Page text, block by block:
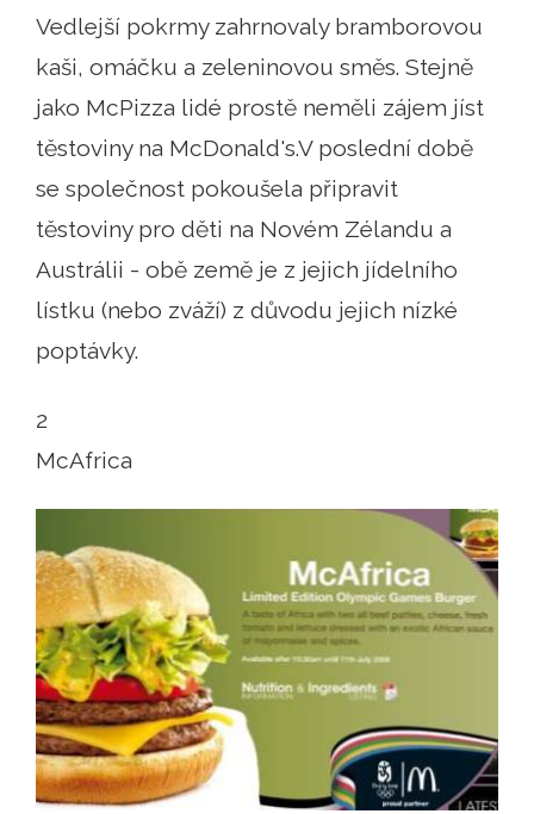
Vedlejší pokrmy zahrnovaly bramborovou
kaši, omáčku a zeleninovou směs. Stejně
jako McPizza lidé prostě neměli zájem jíst
těstoviny na McDonald's.V poslední době
se společnost pokoušela připravit
těstoviny pro děti na Novém Zélandu a
Austrálii - obě země je z jejich jídelního
lístku (nebo zváží) z důvodu jejich nízké
poptávky.
2
McAfrica